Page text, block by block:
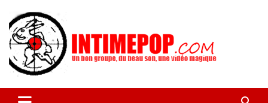
contenu
intimepop.com
actuelles pop rock, post-rock, indé sur Lyon. rock pop concert